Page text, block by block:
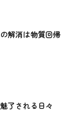
解消は物質回帰
了される日々